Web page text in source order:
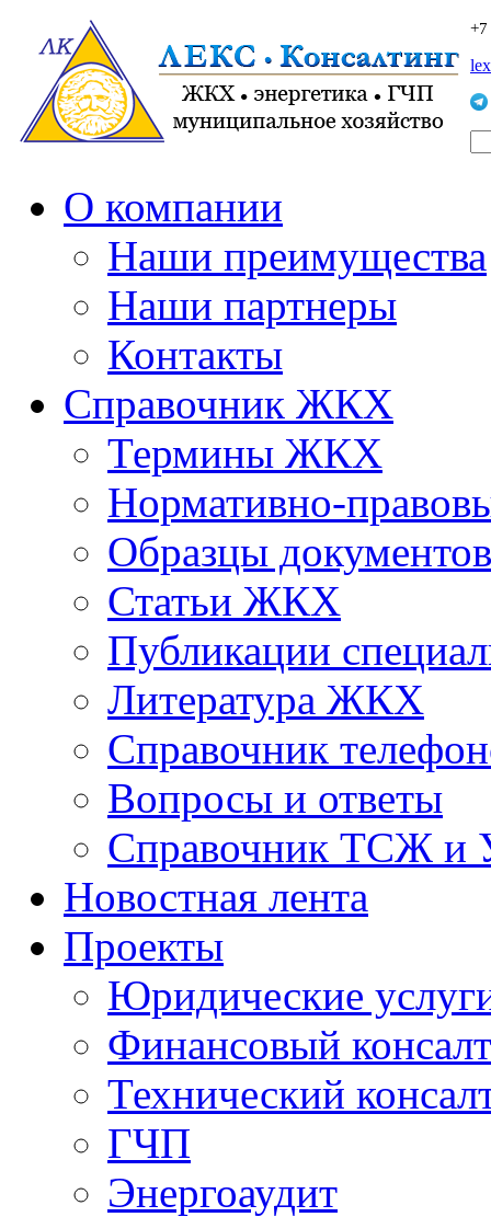
О компании
Наши преимущества
Наши партнеры
Контакты
Справочник ЖКХ
Термины ЖКХ
Нормативно-
Образцы документов
Статьи ЖКХ
Публикации
Литература ЖКХ
Справочник
Вопросы и ответы
Справочник ТСЖ и
Новостная лента
Проекты
Юридические
Финансовый
Технический
ГЧП
Энергоаудит